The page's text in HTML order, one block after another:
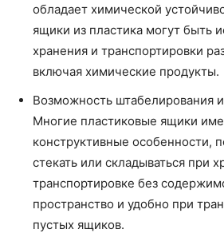
обладает химической
ящики из пластика могут быть
хранения и транспортировки
включая химические продукты.
Возможность штабелирования
Многие пластиковые ящики
конструктивные особенности,
стекать или складываться при
транспортировке без
пространство и удобно при
пустых ящиков.